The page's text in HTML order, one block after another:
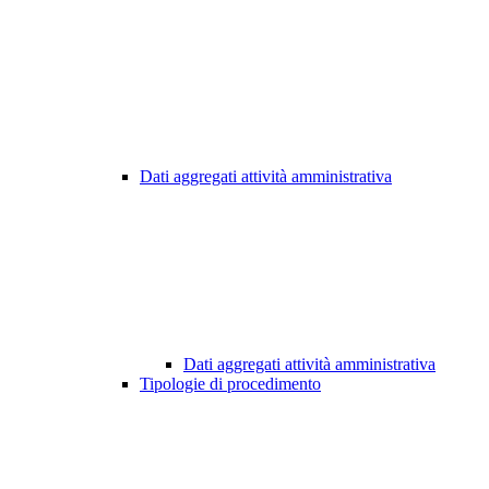
Dati aggregati attività amministrativa
Dati aggregati attività amministrativa
Tipologie di procedimento